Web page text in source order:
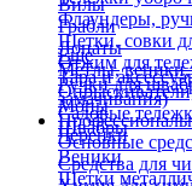
Флаундеры,
Щетки, совки
Отжим для
Ручки для
Мопы
Швабры
Вилы
Грабли
Лопаты
Метлы, веники,
Садовые
Черенки
Веники
Щетки
Еще
Тара и
замачивания)
Основные
Средства для